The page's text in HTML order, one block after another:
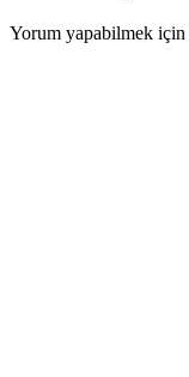
Yorum yapabilmek için